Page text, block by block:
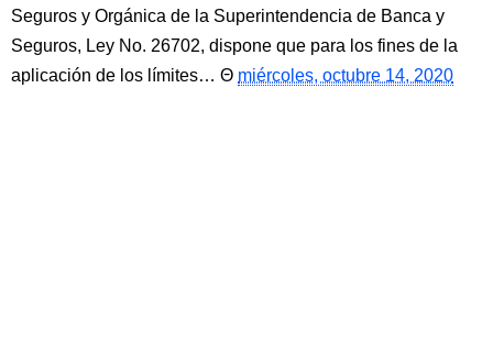
Seguros y Orgánica de la Superintendencia de Banca y
Seguros, Ley No. 26702, dispone que para los fines de la
aplicación de los límites…
miércoles, octubre 14, 2020